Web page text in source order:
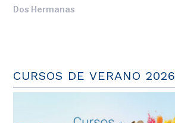
Dos Hermanas
CURSOS DE VERANO 2026